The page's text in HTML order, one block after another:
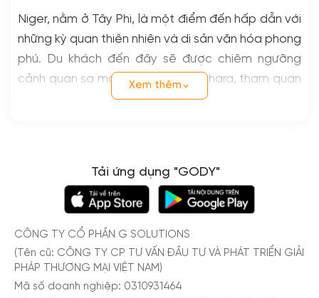
Niger, nằm ở Tây Phi, là một điểm đến hấp dẫn với
những kỳ quan thiên nhiên và di sản văn hóa phong
phú. Du khách đến đây sẽ được chiêm ngưỡng
cảnh quan sa mạc hùng vĩ của Sahara, tham quan
các thị trấn cổ xưa như Agadez với kiến trúc độc
đến lý tưởng cho những người yêu thích khám phá
thiên nhiên.
Để chuyến du lịch Niger của bạn trở nên thuận tiện
hơn, hãy chuẩn bị một chiếc eSIM du lịch. eSIM là
loại SIM điện tử tích hợp sẵn trên điện thoại của
bạn, giúp bạn kết nối internet ngay khi đặt chân
Xem thêm
Tải ứng dụng "GODY"
CÔNG TY CỔ PHẦN G SOLUTIONS
(Tên cũ: CÔNG TY CP TƯ VẤN ĐẦU TƯ VÀ PHÁT TRIỂN GIẢI
PHÁP THƯƠNG MẠI VIỆT NAM)
Mã số doanh nghiệp: 0310931464